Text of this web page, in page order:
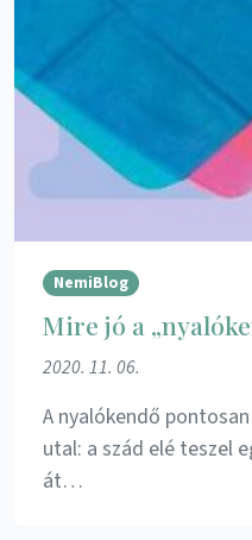
NemiBlog
Mire jó a
2020. 11. 06.
A nyalókendő
utal: a szád elé teszel
át…